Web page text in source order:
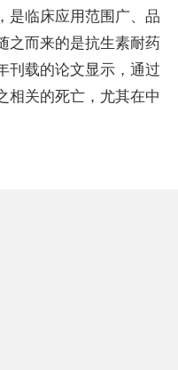
是临床应用范围广、品
之而来的是抗生素耐药
刊载的论文显示，通过
相关的死亡，尤其在中